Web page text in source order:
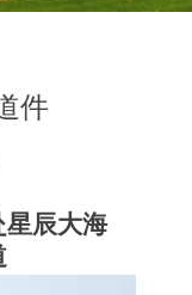
件
辰大海